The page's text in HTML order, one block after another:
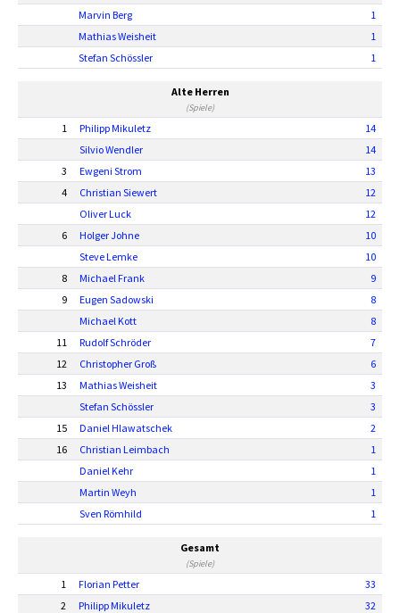
Marvin Berg
1
Mathias Weisheit
1
Stefan Schössler
1
Alte Herren
(Spiele)
1 Philipp Mikuletz
14
Silvio Wendler
14
3
Ewgeni Strom
13
4
Christian Siewert
12
Oliver Luck
12
6
Holger Johne
10
Steve Lemke
10
8
Michael Frank
9
9
Eugen Sadowski
8
Michael Kott
8
11
Rudolf Schröder
7
12
Christopher Groß
6
13
Mathias Weisheit
3
Stefan Schössler
3
15
Daniel Hlawatschek
2
16
Christian Leimbach
1
Daniel Kehr
1
Martin Weyh
1
Sven Römhild
1
Gesamt
(Spiele)
1 Florian Petter
33
2
Philipp Mikuletz
32